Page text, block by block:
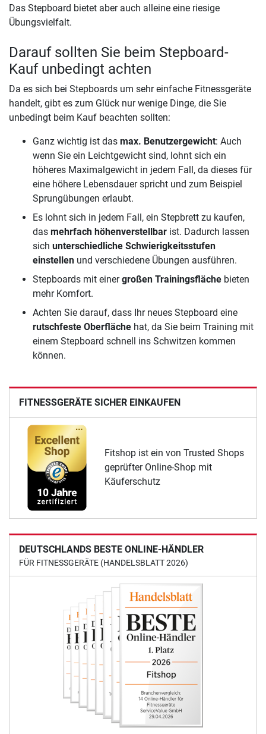
FITNESSGERÄTE SICHER EINKAUFEN
Fitshop ist ein von Trusted Shops
geprüfter Online-Shop mit
Käuferschutz
DEUTSCHLANDS BESTE ONLINE-HÄNDLER
FÜR FITNESSGERÄTE (HANDELSBLATT 2026)
Das Stepboard bietet aber auch alleine eine riesige
Übungsvielfalt.
Darauf sollten Sie beim Stepboard-
Kauf unbedingt achten
Da es sich bei Stepboards um sehr einfache Fitnessgeräte
handelt, gibt es zum Glück nur wenige Dinge, die Sie
unbedingt beim Kauf beachten sollten:
Ganz wichtig ist das max. Benutzergewicht: Auch
wenn Sie ein Leichtgewicht sind, lohnt sich ein
höheres Maximalgewicht in jedem Fall, da dieses für
eine höhere Lebensdauer spricht und zum Beispiel
Sprungübungen erlaubt.
Es lohnt sich in jedem Fall, ein Stepbrett zu kaufen,
das mehrfach höhenverstellbar ist. Dadurch lassen
sich unterschiedliche Schwierigkeitsstufen
einstellen und verschiedene Übungen ausführen.
Stepboards mit einergroßen Trainingsfläche bieten
mehr Komfort.
Achten Sie darauf, dass Ihr neues Stepboard eine
rutschfeste Oberfläche hat, da Sie beim Training mit
einem Stepboard schnell ins Schwitzen kommen
können.